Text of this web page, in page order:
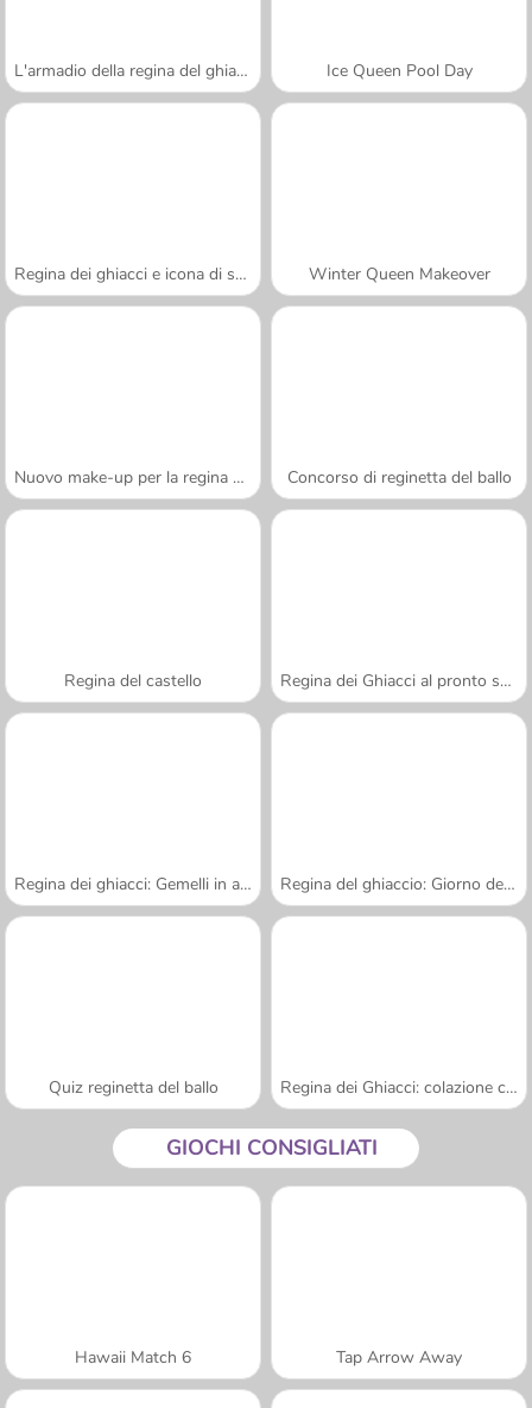
L'armadio della regina del ghiaccio Ice Queen Pool Day
Regina dei ghiacci e icona di stile 2017 Winter Queen Makeover
Nuovo make-up per la regina dei ghiacci Concorso di reginetta del ballo
Regina del castello Regina dei Ghiacci al pronto soccorso
Regina dei ghiacci: Gemelli in arrivo Regina del ghiaccio: Giorno del bucato
Quiz reginetta del ballo Regina dei Ghiacci: colazione col bebè
GIOCHI CONSIGLIATI
Hawaii Match 6 Tap Arrow Away